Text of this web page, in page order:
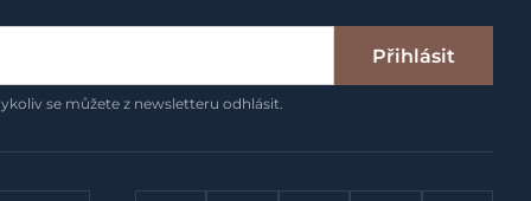
Přihlásit
se můžete z newsletteru odhlásit.